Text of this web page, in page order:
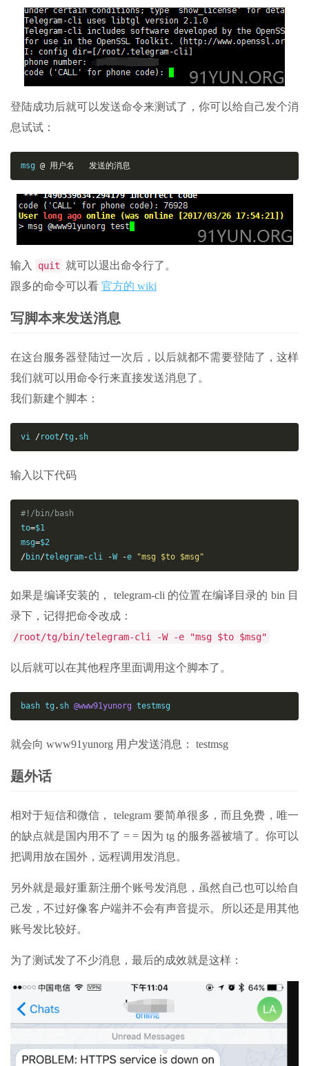
登陆成功后就可以发送命令来测试了，你可以给自己发个消
息试试：
msg @ 用户名 发送的消息
输入 quit
就可以退出命令行了。
跟多的命令可以看 官方的 wiki
写脚本来发送消息
在这台服务器登陆过一次后，以后就都不需要登陆了，这样
我们就可以用命令行来直接发送消息了。
我们新建个脚本：
vi /root/tg . sh
输入以下代码
#!/bin/bash
to=$1
msg=
/bin/telegram-cli -W -e "msg $to $msg"
如果是编译安装的， telegram-cli 的位置在编译目录的 bin 目
录下，记得把命令改成：
/root/tg/bin/telegram-cli -W -e "msg $to $msg"
以后就可以在其他程序里面调用这个脚本了。
bash tg . sh @www91yunorg testmsg
就会向 www91yunorg 用户发送消息： testmsg
题外话
相对于短信和微信， telegram 要简单很多，而且免费，唯一
的缺点就是国内用不了 = = 因为 tg 的服务器被墙了。你可以
把调用放在国外，远程调用发消息。
另外就是最好重新注册个账号发消息，虽然自己也可以给自
己发，不过好像客户端并不会有声音提示。所以还是用其他
账号发比较好。
为了测试发了不少消息，最后的成效就是这样：